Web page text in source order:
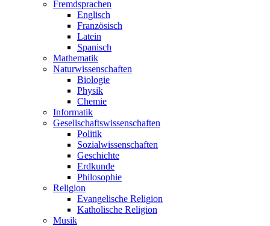
Fremdsprachen
Englisch
Französisch
Latein
Spanisch
Mathematik
Naturwissenschaften
Biologie
Physik
Chemie
Informatik
Gesellschaftswissenschaften
Politik
Sozialwissenschaften
Geschichte
Erdkunde
Philosophie
Religion
Evangelische Religion
Katholische Religion
Musik